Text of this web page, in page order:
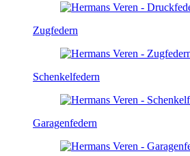
Zugfedern
Schenkelfedern
Garagenfedern